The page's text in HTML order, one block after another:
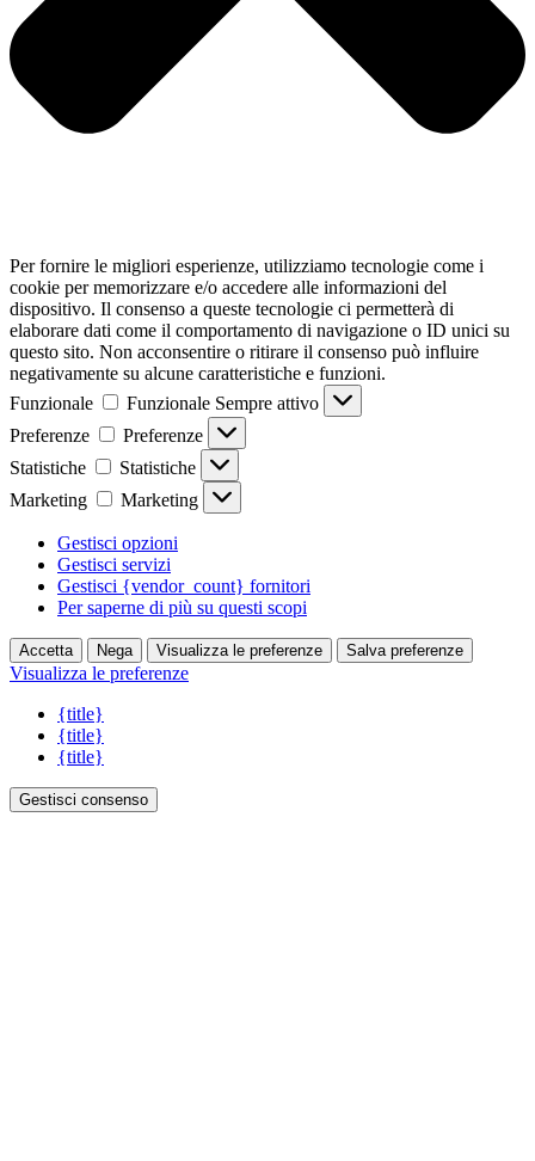
Per fornire le migliori esperienze, utilizziamo tecnologie come i
cookie per memorizzare e/o accedere alle informazioni del
dispositivo. Il consenso a queste tecnologie ci permetterà di
elaborare dati come il comportamento di navigazione o ID unici su
questo sito. Non acconsentire o ritirare il consenso può influire
negativamente su alcune caratteristiche e funzioni.
Funzionale
Funzionale Sempre attivo
Preferenze
Preferenze
Statistiche
Statistiche
Marketing
Marketing
Gestisci opzioni
Gestisci servizi
Gestisci {vendor_count} fornitori
Per saperne di più su questi scopi
Accetta Nega Visualizza le preferenze Salva preferenze
Visualizza le preferenze
{title}
{title}
{title}
Gestisci consenso